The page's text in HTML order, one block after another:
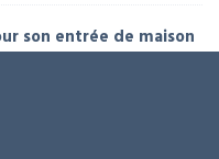
son entrée de maison